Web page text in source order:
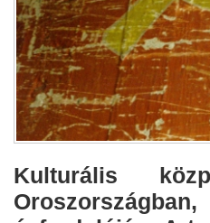
Kulturális